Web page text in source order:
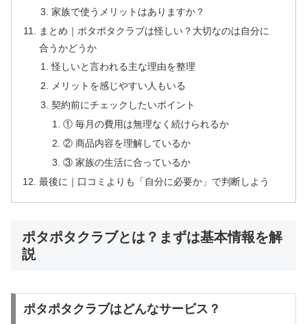
家族で使うメリットはありますか？
まとめ｜ポタポタクラブは怪しい？大切なのは自分に
合うかどうか
怪しいと言われる主な理由を整理
メリットを感じやすい人もいる
契約前にチェックしたいポイント
① 毎月の費用は無理なく続けられるか
② 商品内容を理解しているか
③ 家族の生活に合っているか
最後に｜口コミよりも「自分に必要か」で判断しよう
ポタポタクラブとは？まずは基本情報を解
説
ポタポタクラブはどんなサービス？